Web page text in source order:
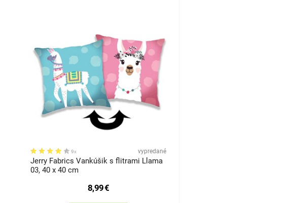
9x vypredané
Jerry Fabrics Vankúšik s flitrami Llama
03, 40 x 40 cm
8,99€